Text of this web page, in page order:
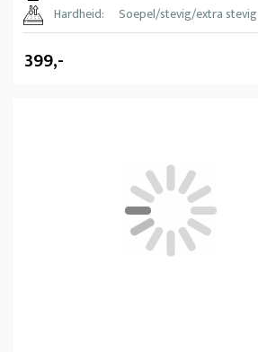
Hardheid:
Soepel/stevig/extra stevig
399,-